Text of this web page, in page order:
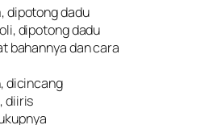
dipotong dadu
dipotong dadu
bahannya dan cara
dicincang
diiris